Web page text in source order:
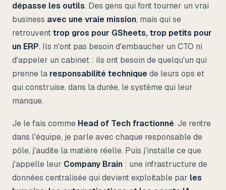
dépasse les outils. Des gens qui font tourner un vrai
business avec une vraie mission, mais qui se
retrouventtrop gros pour GSheets, trop petits pour
un ERP. Ils n'ont pas besoin d'embaucher un CTO ni
d'appeler un cabinet : ils ont besoin de quelqu'un qui
prenne la responsabilité techniquede leurs ops et
qui construise, dans la durée, le système qui leur
manque.
Je le fais comme Head of Tech fractionné. Je rentre
dans l'équipe, je parle avec chaque responsable de
pôle, j'audite la matière réelle. Puis j'installe ce que
j'appelle leur Company Brain : une infrastructure de
données centralisée qui devient exploitable par les